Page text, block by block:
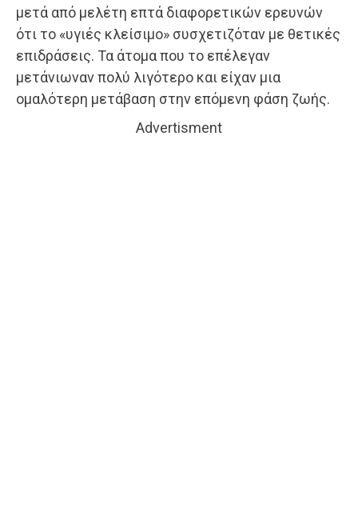
μετά από μελέτη επτά διαφορετικών ερευνών
ότι το «υγιές κλείσιμο» συσχετιζόταν με θετικές
επιδράσεις. Τα άτομα που το επέλεγαν
μετάνιωναν πολύ λιγότερο και είχαν μια
ομαλότερη μετάβαση στην επόμενη φάση ζωής.
Advertisment